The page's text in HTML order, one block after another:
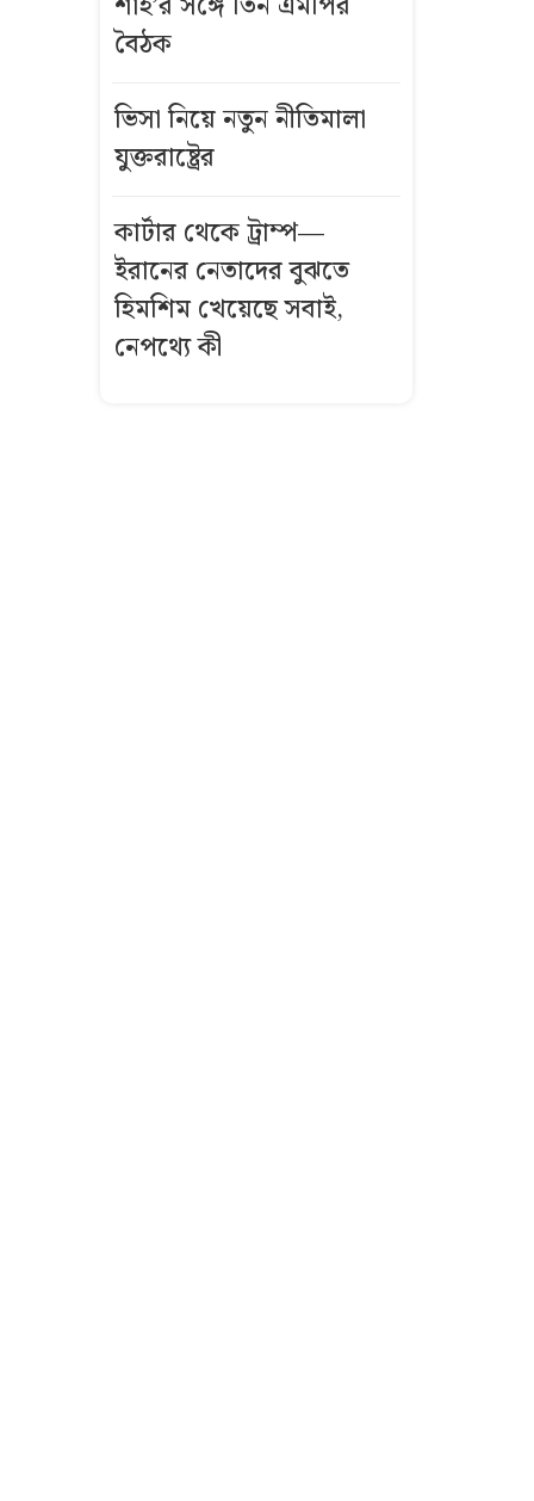
ঝড়ের আভাস
বাসের মুখোমুখি
সংঘর্ষে নিহত ৮
দেশে স্বর্ণের দামে
বৈঠক
ভিসা নিয়ে নতুন নীতিমালা
যুক্তরাষ্ট্রের
কার্টার থেকে ট্রাম্প—
ইরানের নেতাদের বুঝতে
হিমশিম খেয়েছে সবাই,
নেপথ্যে কী